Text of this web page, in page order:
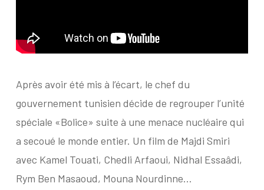
Après avoir été mis à l’écart, le chef du
gouvernement tunisien décide de regrouper l’unité
spéciale «Bolice» suite à une menace nucléaire qui
a secoué le monde entier. Un film de Majdi Smiri
avec Kamel Touati, Chedli Arfaoui, Nidhal Essaâdi,
Rym Ben Masaoud, Mouna Nourdinne…